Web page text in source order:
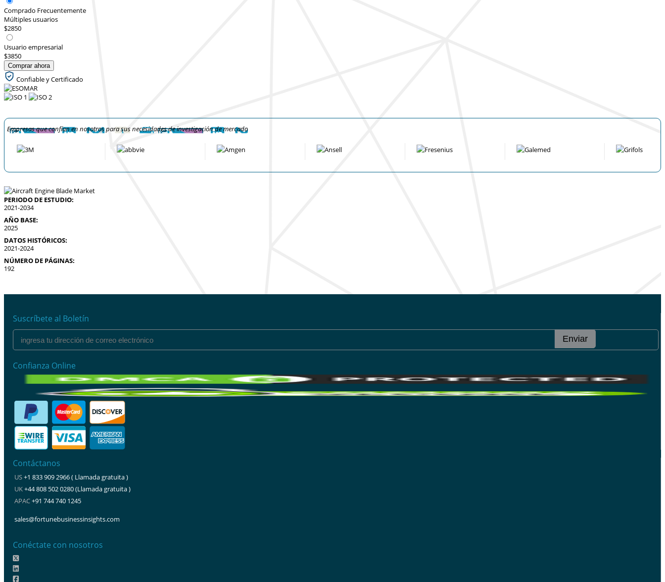
Comprado Frecuentemente
Múltiples usuarios
$2850
Usuario empresarial
$3850
Comprar ahora
Confiable y Certificado
Empresas que confían en nosotros para sus necesidades de investigación de mercado
PERIODO DE ESTUDIO:
2021-2034
AÑO BASE:
2025
DATOS HISTÓRICOS:
2021-2024
NÚMERO DE PÁGINAS:
192
Suscríbete al Boletín
Enviar
Confianza Online
Contáctanos
US+1 833 909 2966 ( Llamada gratuita )
UK+44 808 502 0280 (Llamada gratuita )
APAC+91 744 740 1245
sales@fortunebusinessinsights.com
Conéctate con nosotros